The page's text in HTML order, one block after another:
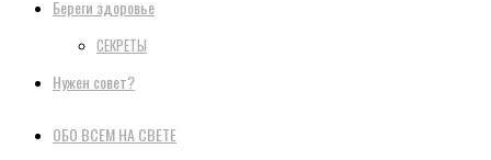
Береги здоровье
СЕКРЕТЫ
Нужен совет?
ОБО ВСЕМ НА СВЕТЕ